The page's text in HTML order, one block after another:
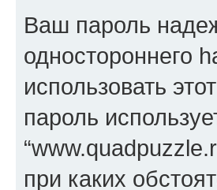
Ваш пароль
одностороннего
использовать
пароль
при каких